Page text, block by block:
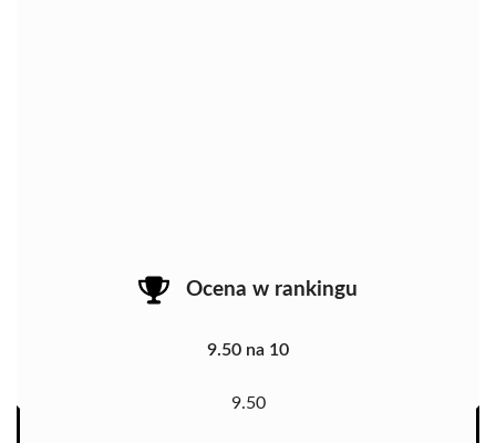
Ocena w rankingu
9.50 na 10
9.50